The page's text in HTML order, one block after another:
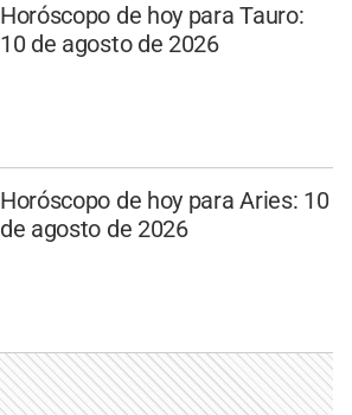
Horóscopo de hoy para Tauro:
10 de agosto de 2026
Horóscopo de hoy para Aries: 10
de agosto de 2026